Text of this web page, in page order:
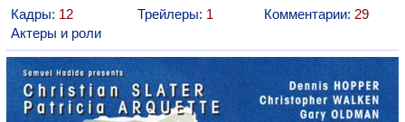
Кадры: 12 Трейлеры: 1 Комментарии: 29
Актеры и роли